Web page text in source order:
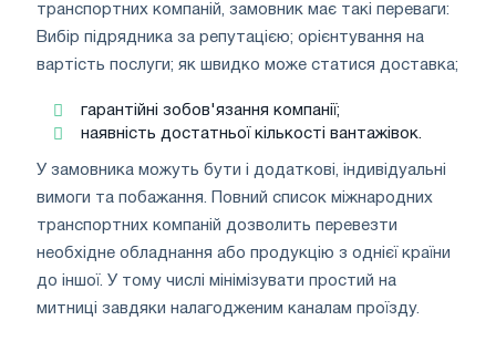
транспортних компаній, замовник має такі переваги:
Вибір підрядника за репутацією; орієнтування на
вартість послуги; як швидко може статися доставка;
гарантійні зобов'язання компанії;
наявність достатньої кількості вантажівок.
У замовника можуть бути і додаткові, індивідуальні
вимоги та побажання. Повний список міжнародних
транспортних компаній дозволить перевезти
необхідне обладнання або продукцію з однієї країни
до іншої. У тому числі мінімізувати простий на
митниці завдяки налагодженим каналам проїзду.